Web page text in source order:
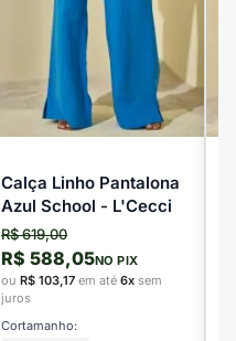
Calça Linho Pantalona
Azul School - L'Cecci
R$ 619,00
R$ 588,05NO PIX
ou R$ 103,17 em até 6x sem
juros
Cortamanho: